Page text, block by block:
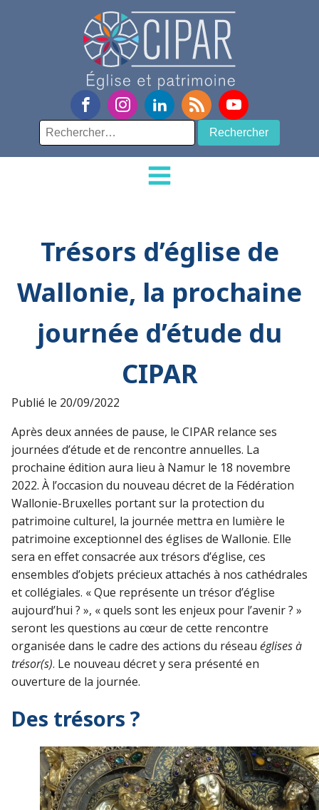
Rechercher :
Trésors d’église de
Wallonie, la prochaine
journée d’étude du
CIPAR
Publié le 20/09/2022
Après deux années de pause, le CIPAR relance ses
journées d’étude et de rencontre annuelles. La
prochaine édition aura lieu à Namur le 18 novembre
2022. À l’occasion du nouveau décret de la Fédération
Wallonie-Bruxelles portant sur la protection du
patrimoine culturel, la journée mettra en lumière le
patrimoine exceptionnel des églises de Wallonie. Elle
sera en effet consacrée aux trésors d’église, ces
ensembles d’objets précieux attachés à nos cathédrales
et collégiales. « Que représente un trésor d’église
aujourd’hui ? », « quels sont les enjeux pour l’avenir ? »
seront les questions au cœur de cette rencontre
organisée dans le cadre des actions du réseau églises à
trésor(s). Le nouveau décret y sera présenté en
ouverture de la journée.
Des trésors ?